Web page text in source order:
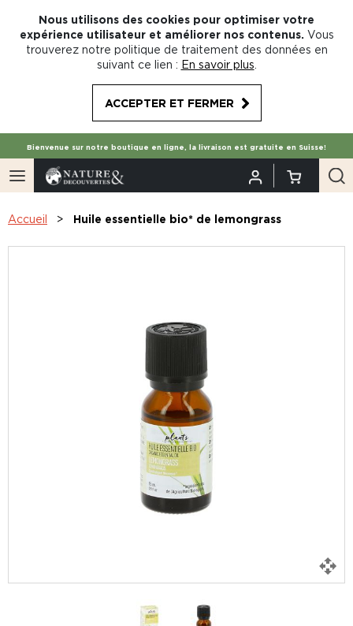
Nous utilisons des cookies pour optimiser votre
expérience utilisateur et améliorer nos contenus. Vous
trouverez notre politique de traitement des données en
suivant ce lien : En savoir plus
ACCEPTER ET FERMER
Bienvenue sur notre boutique en ligne, la livraison est gratuite en Suisse!
Accueil Huile essentielle bio* de lemongrass